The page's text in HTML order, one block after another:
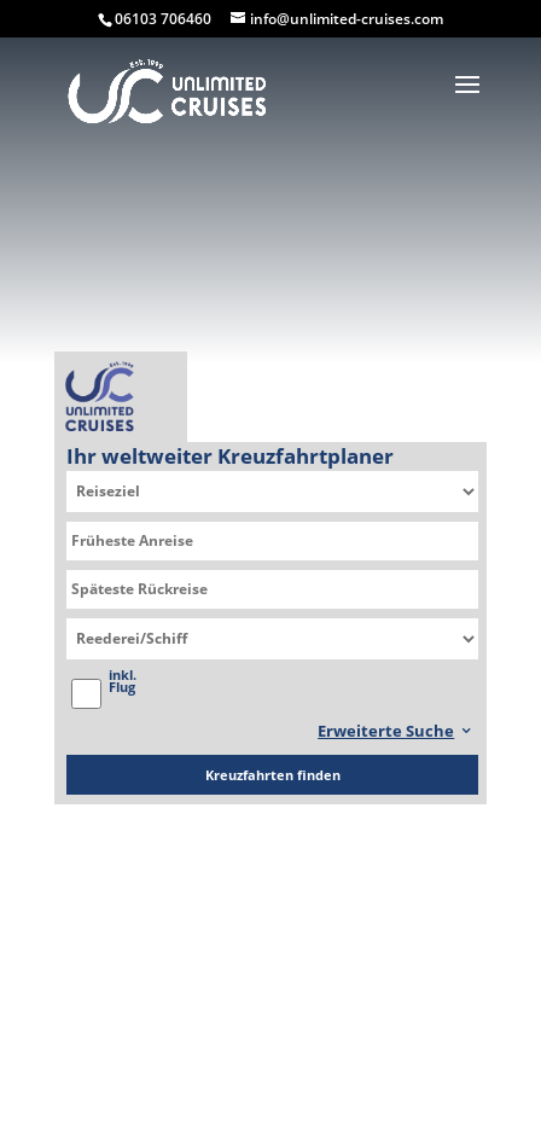
06103 706460 info@unlimited-cruises.com
Ihr weltweiter Kreuzfahrtplaner
inkl.
Flug
Erweiterte Suche
Kreuzfahrten finden
Sie befinden sich hier: Kreuzfahrtplaner » Seabourn
Pursuit
Seabourn Pursuit